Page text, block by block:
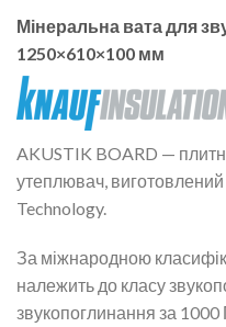
Мінеральна вата для
1250×610×100 мм
AKUSTIK BOARD —
утеплювач,
Technology.
За міжнародною
належить до класу
звукопоглинання за 1000